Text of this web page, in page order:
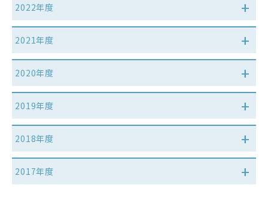
2022年度
2021年度
2020年度
2019年度
2018年度
2017年度